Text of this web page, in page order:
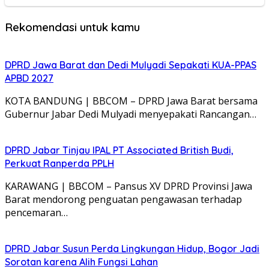
Rekomendasi untuk kamu
DPRD Jawa Barat dan Dedi Mulyadi Sepakati KUA-PPAS
APBD 2027
KOTA BANDUNG | BBCOM – DPRD Jawa Barat bersama
Gubernur Jabar Dedi Mulyadi menyepakati Rancangan…
DPRD Jabar Tinjau IPAL PT Associated British Budi,
Perkuat Ranperda PPLH
KARAWANG | BBCOM – Pansus XV DPRD Provinsi Jawa
Barat mendorong penguatan pengawasan terhadap
pencemaran…
DPRD Jabar Susun Perda Lingkungan Hidup, Bogor Jadi
Sorotan karena Alih Fungsi Lahan